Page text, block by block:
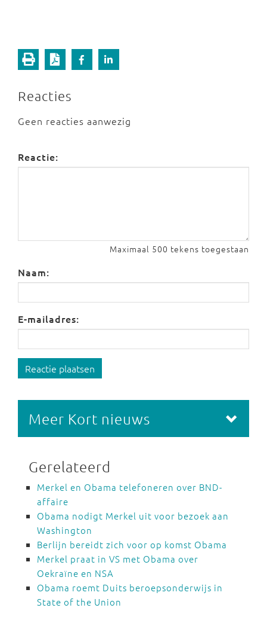
Reacties
Geen reacties aanwezig
Reactie:
Maximaal 500 tekens toegestaan
Naam:
E-mailadres:
Reactie plaatsen
Meer Kort nieuws
Gerelateerd
Merkel en Obama telefoneren over BND-
affaire
Obama nodigt Merkel uit voor bezoek aan
Washington
Berlijn bereidt zich voor op komst Obama
Merkel praat in VS met Obama over
Oekraïne en NSA
Obama roemt Duits beroepsonderwijs in
State of the Union